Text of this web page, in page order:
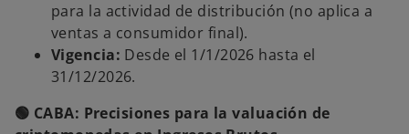
para la actividad de distribución (no aplica a
ventas a consumidor final).
Vigencia: Desde el 1/1/2026 hasta el
31/12/2026.
🟢 CABA: Precisiones para la valuación de